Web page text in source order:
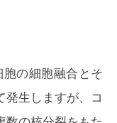
の細胞融合とそ
発生しますが、コ